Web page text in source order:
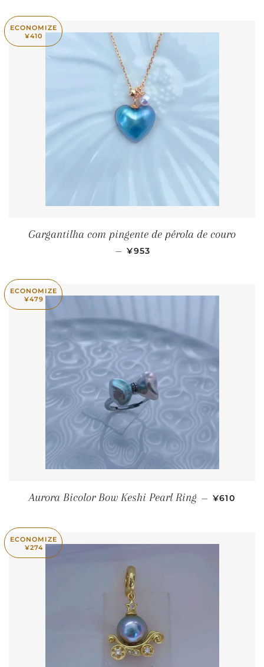
ECONOMIZE
¥410
Gargantilha com pingente de pérola de couro
— PREÇO PROMOCIONAL
¥953
ECONOMIZE
¥479
Aurora Bicolor Bow Keshi Pearl Ring — PREÇO
¥610
ECONOMIZE
¥274